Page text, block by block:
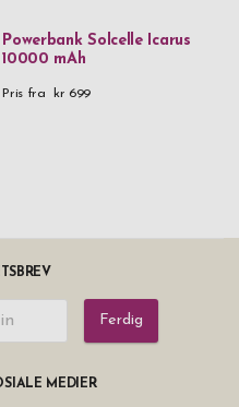
Powerbank Solcelle Icarus
10000 mAh
Pris fra kr 699
Ferdig
MEDIER